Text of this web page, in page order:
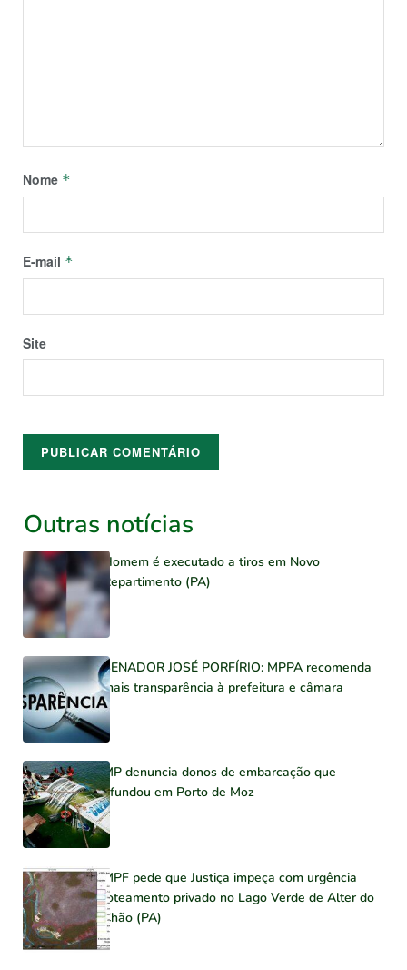
Nome *
E-mail *
Site
Outras notícias
Homem é executado a tiros em Novo
Repartimento (PA)
SENADOR JOSÉ PORFÍRIO: MPPA recomenda
mais transparência à prefeitura e câmara
MP denuncia donos de embarcação que
afundou em Porto de Moz
MPF pede que Justiça impeça com urgência
loteamento privado no Lago Verde de Alter do
Chão (PA)